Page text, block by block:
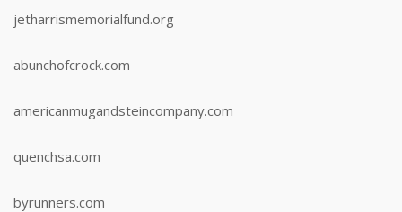
jetharrismemorialfund.org
abunchofcrock.com
americanmugandsteincompany.com
quenchsa.com
byrunners.com